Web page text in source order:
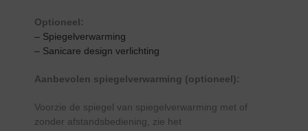
Optioneel:
– Spiegelverwarming
– Sanicare design verlichting
Aanbevolen spiegelverwarming (optioneel):
Voorzie de spiegel van spiegelverwarming met of
zonder afstandsbediening, zie het